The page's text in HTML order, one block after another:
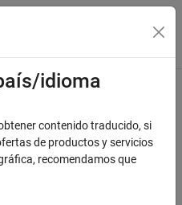
de navegación
esta traducción?
idioma
contenido traducido, si
de productos y servicios
recomendamos que